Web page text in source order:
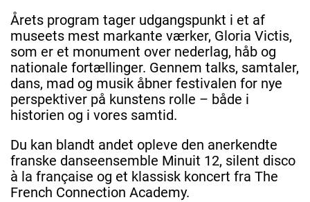
Årets program tager udgangspunkt i et af
museets mest markante værker, Gloria Victis,
som er et monument over nederlag, håb og
nationale fortællinger. Gennem talks, samtaler,
dans, mad og musik åbner festivalen for nye
perspektiver på kunstens rolle – både i
historien og i vores samtid.
Du kan blandt andet opleve den anerkendte
franske danseensemble Minuit 12, silent disco
à la française og et klassisk koncert fra The
French Connection Academy.